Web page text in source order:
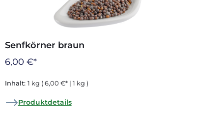
Senfkörner braun
6,00 €*
Inhalt: 1 kg ( 6,00 €* | 1 kg )
Produktdetails